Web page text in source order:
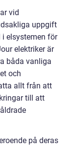
vid
uppgift
elsystemen för
elektriker är
båda vanliga
och
allt från att
till att
på deras